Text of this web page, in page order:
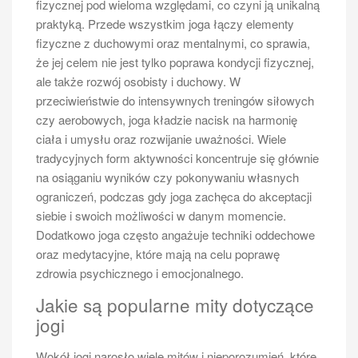
fizycznej pod wieloma względami, co czyni ją unikalną
praktyką. Przede wszystkim joga łączy elementy
fizyczne z duchowymi oraz mentalnymi, co sprawia,
że jej celem nie jest tylko poprawa kondycji fizycznej,
ale także rozwój osobisty i duchowy. W
przeciwieństwie do intensywnych treningów siłowych
czy aerobowych, joga kładzie nacisk na harmonię
ciała i umysłu oraz rozwijanie uważności. Wiele
tradycyjnych form aktywności koncentruje się głównie
na osiąganiu wyników czy pokonywaniu własnych
ograniczeń, podczas gdy joga zachęca do akceptacji
siebie i swoich możliwości w danym momencie.
Dodatkowo joga często angażuje techniki oddechowe
oraz medytacyjne, które mają na celu poprawę
zdrowia psychicznego i emocjonalnego.
Jakie są popularne mity dotyczące
jogi
różnorodne ćwiczenia, które pomogą im w
doskonaleniu techniki oraz kondycji fizycznej. Jednym
z podstawowych ćwiczeń jest odbijanie piłki o ścianę;
to proste zadanie pozwala na naukę precyzyjnych
uderzeń oraz poprawia refleks. Ćwiczenie to można
wykonywać samodzielnie, co czyni je dostępnym w
każdej chwili. Kolejnym skutecznym ćwiczeniem jest
praca nad serwisem; warto poświęcić czas na naukę
prawidłowej techniki serwisu, co ma kluczowe
znaczenie w grze. Można także ćwiczyć różne
rodzaje serwisów, takie jak serwis płaski czy z rotacją.
Również warto wprowadzić do treningu ćwiczenia
poprawiające kondycję, takie jak bieganie czy
skakanie na skakance, które zwiększają
wytrzymałość i szybkość na korcie. Dodatkowo,
warto pracować nad koordynacją ruchową poprzez
ćwiczenia z piłkami lekarskimi lub innymi przyrządami
sportowymi.